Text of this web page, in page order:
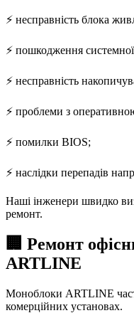
⚡ несправність блока
⚡ пошкодження
⚡ несправність
⚡ проблеми з
⚡ помилки BIOS;
⚡ наслідки перепадів
Наші інженери швидко
ремонт.
🏢 Ремонт
ARTLINE
Моноблоки ARTLINE
комерційних установах.